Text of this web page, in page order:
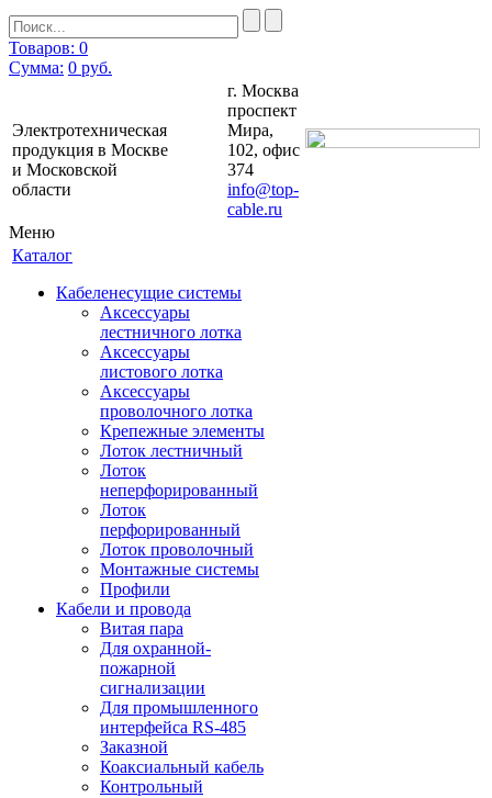
Товаров: 0
Сумма: 0 руб.
Электротехническая
продукция в Москве
и Московской
области
г. Москва
проспект
Мира,
102, офис
374
info@top-
cable.ru
Меню
Каталог
Кабеленесущие системы
Аксессуары
лестничного лотка
Аксессуары
листового лотка
Аксессуары
проволочного лотка
Крепежные элементы
Лоток лестничный
Лоток
неперфорированный
Лоток
перфорированный
Лоток проволочный
Монтажные системы
Профили
Кабели и провода
Витая пара
Для охранной-
пожарной
сигнализации
Для промышленного
интерфейса RS-485
Заказной
Коаксиальный кабель
Контрольный